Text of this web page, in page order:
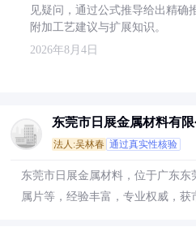
见疑问，通过公式推导给出精确
附加工艺建议与扩展知识。
2026年8月4日
东莞市日展金属材料有限
法人:吴林春 通过真实性核验
东莞市日展金属材料，位于广东东
属片等，经验丰富，专业权威，获